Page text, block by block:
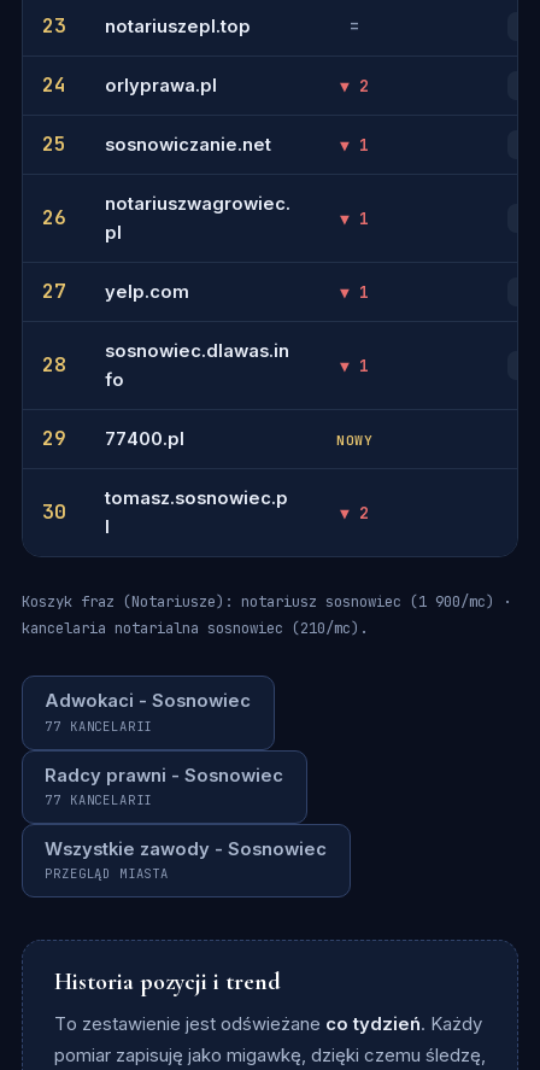
23 notariuszepl.top =
24 orlyprawa.pl ▼ 2
25 sosnowiczanie.net ▼ 1
26
notariuszwagrowiec.
pl
▼ 1
27 yelp.com ▼ 1
28
sosnowiec.dlawas.in
fo
▼ 1
29 77400.pl NOWY
30
tomasz.sosnowiec.p
l
▼ 2
Koszyk fraz (Notariusze): notariusz sosnowiec (1 900/mc) ·
kancelaria notarialna sosnowiec (210/mc).
Adwokaci - Sosnowiec
77 KANCELARII
Radcy prawni - Sosnowiec
77 KANCELARII
Wszystkie zawody - Sosnowiec
PRZEGLĄD MIASTA
Historia pozycji i trend
To zestawienie jest odświeżane co tydzień. Każdy
pomiar zapisuję jako migawkę, dzięki czemu śledzę,